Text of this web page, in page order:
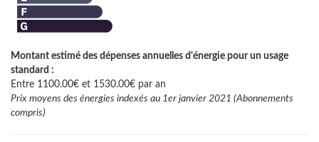
Montant estimé des dépenses annuelles d'énergie pour un usage
standard :
Entre 1100.00€ et 1530.00€ par an
Prix moyens des énergies indexés au 1er janvier 2021 (Abonnements
compris)